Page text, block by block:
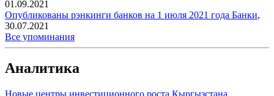
01.09.2021
Опубликованы рэнкинги банков на 1 июля 2021 года Банки,
30.07.2021
Все упоминания
Аналитика